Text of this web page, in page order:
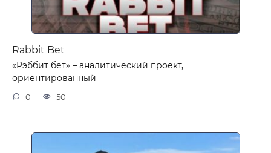
Rabbit Bet
«Рэббит бет» – аналитический проект,
ориентированный
0 50